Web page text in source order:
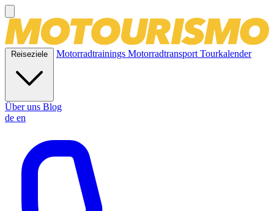
Reiseziele Motorradtrainings MotorradtransportTourkalender
Über uns Blog
de en